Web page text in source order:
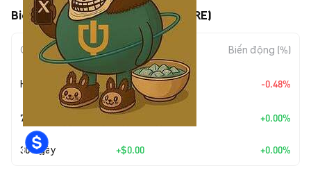
Biến động giá của Culture (CULTURE)
Giai đoạn Mức biến động Biến động (%)
Hôm nay +$0.07 1372 -0.48%
7 Ngày +$0.00 +0.00%
30 Ngày +$0.00 +0.00%